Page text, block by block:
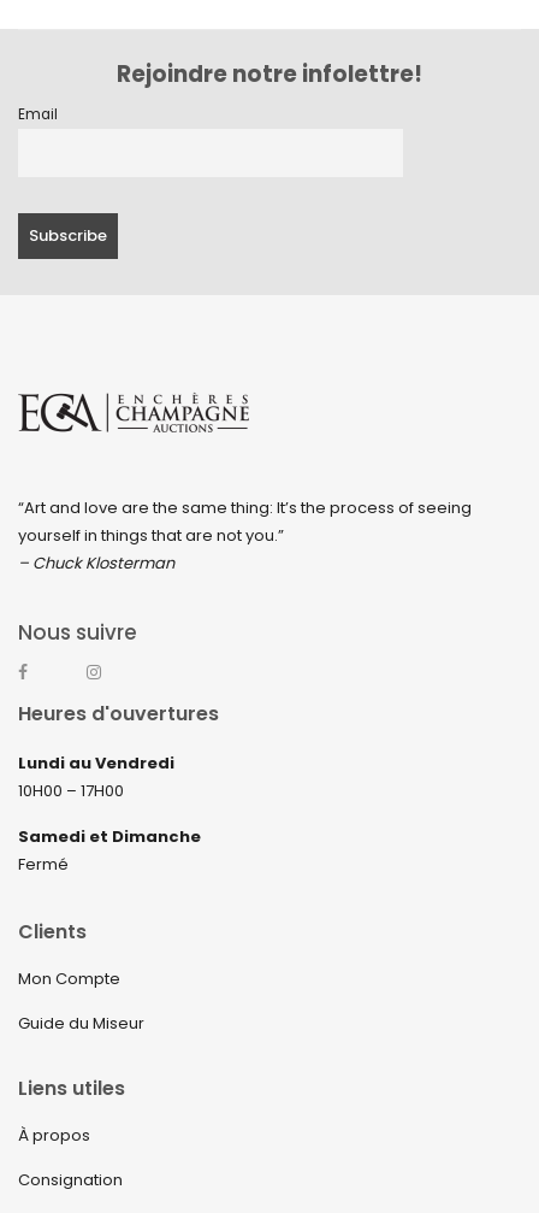
Rejoindre notre infolettre!
Email
“Art and love are the same thing: It’s the process of seeing
yourself in things that are not you.”
– Chuck Klosterman
Nous suivre
Heures d'ouvertures
Lundi au Vendredi
10H00 – 17H00
Samedi et Dimanche
Fermé
Clients
Mon Compte
Guide du Miseur
Liens utiles
À propos
Consignation